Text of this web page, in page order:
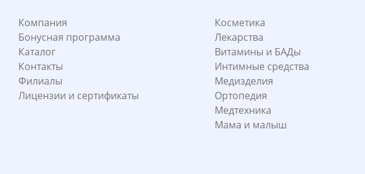
Компания
Бонусная программа
Каталог
Контакты
Филиалы
Лицензии и сертификаты
Косметика
Лекарства
Витамины и БАДы
Интимные средства
Медизделия
Ортопедия
Медтехника
Мама и малыш